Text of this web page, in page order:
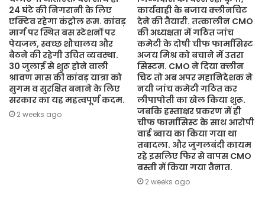
24 घंटे की निगरानी के लिए
एक्टिव रहेगा कंट्रोल रूम. कांवड़
मार्ग पर स्थित बस स्टेशनों पर
पेयजल, स्वच्छ शौचालय और
बैठने की रहेगी उचित व्यवस्था.
30 जुलाई से शुरू होने वाली
श्रावण मास की कांवड़ यात्रा को
सुगम व सुरक्षित बनाने के लिए
सरकार का यह महत्वपूर्ण कदम.
2 weeks ago
कार्यवाही के बजाय क्लीनचिट
देने की तैयारी. तत्कालीन CMO
की अध्यक्षता में गठित जांच
कमेटी के दोषी चीफ फार्मासिस्ट
अजय मिश्र को बचाने में उतरा
सिस्टम. CMO ने दिया क्लीन
चिट तो अब अपर महानिदेशक ने
नयी जांच कमेटी गठित कर
लीपापोती का खेल किया शुरू.
जबकि हस्ताक्षर प्रकरण में ही
चीफ फार्मासिस्ट के साथ आरोपी
वार्ड ब्वाय का किया गया था
तबादला. और जुगलबंदी कायम
रहे इसलिए फिर से वापस CMO
बस्ती में किया गया तैनात.
2 weeks ago